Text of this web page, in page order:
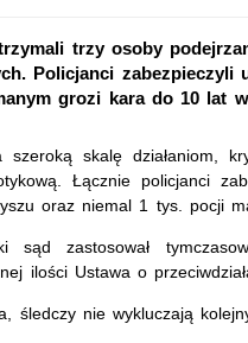
trzy osoby
Policjanci zabezpieczyli
grozi kara do 10 lat
szeroką skalę działaniom,
Łącznie policjanci
oraz niemal 1 tys. pocji
sąd zastosował
ilości Ustawa o
śledczy nie wykluczają